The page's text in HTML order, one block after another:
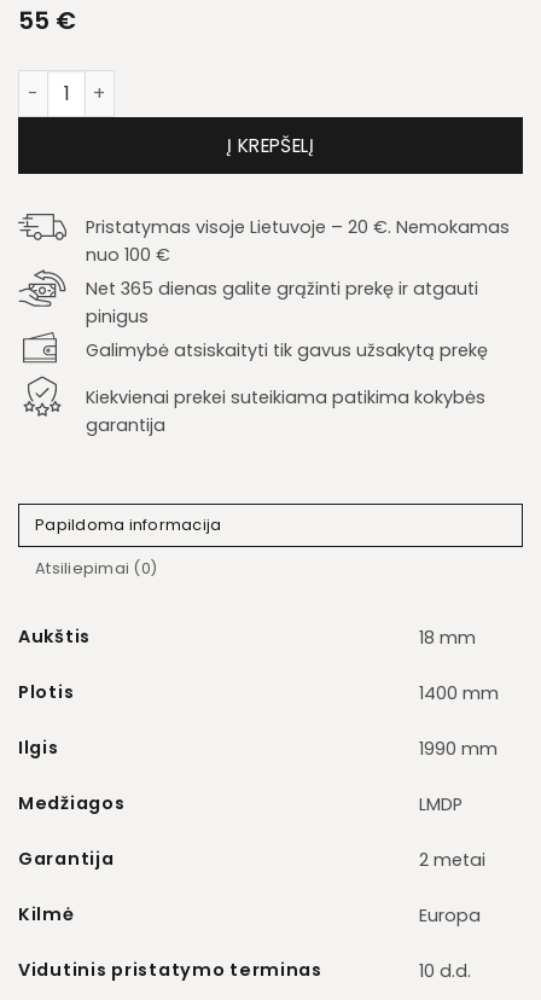
55 €
produkto kiekis: Grotelės BRW 140/L16
Į KREPŠELĮ
Pristatymas visoje Lietuvoje – 20 €. Nemokamas
nuo 100 €
Net 365 dienas galite grąžinti prekę ir atgauti
pinigus
Galimybė atsiskaityti tik gavus užsakytą prekę
Kiekvienai prekei suteikiama patikima kokybės
garantija
Papildoma informacija
Atsiliepimai (0)
Aukštis 18 mm
Plotis 1400 mm
Ilgis 1990 mm
Medžiagos LMDP
Garantija 2 metai
Kilmė Europa
Vidutinis pristatymo terminas 10 d.d.